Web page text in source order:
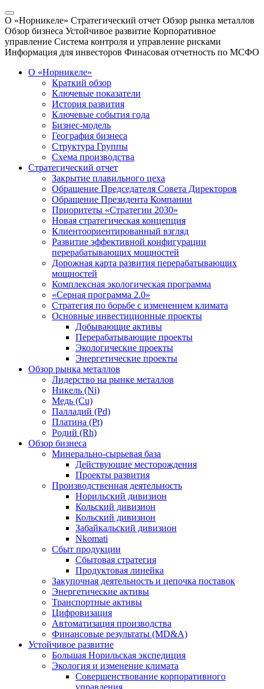
О «Норникеле» Стратегический отчет Обзор рынка металлов
Обзор бизнеса Устойчивое развитие Корпоративное
управление Система контроля и управление рисками
Информация для инвесторов Финасовая отчетность по МСФО
О «Норникеле»
Краткий обзор
Ключевые показатели
История развития
Ключевые события года
Бизнес-модель
География бизнеса
Структура Группы
Схема производства
Стратегический отчет
Закрытие плавильного цеха
Обращение Председателя Совета Директоров
Обращение Президента Компании
Приоритеты «Стратегии 2030»
Новая стратегическая концепция
Клиентоориентированный взгляд
Развитие эффективной конфигурации
перерабатывающих мощностей
Дорожная карта развития перерабатывающих
мощностей
Комплексная экологическая программа
«Серная программа 2.0»
Стратегия по борьбе с изменением климата
Основные инвестиционные проекты
Добывающие активы
Перерабатывающие проекты
Экологические проекты
Энергетические проекты
Обзор рынка металлов
Лидерство на рынке металлов
Никель (Ni)
Медь (Cu)
Палладий (Pd)
Платина (Pt)
Родий (Rh)
Обзор бизнеса
Минерально-сырьевая база
Действующие месторождения
Проекты развития
Производственная деятельность
Норильский дивизион
Кольский дивизион
Кольский дивизион
Забайкальский дивизион
Nkomati
Сбыт продукции
Сбытовая стратегия
Продуктовая линейка
Закупочная деятельность и цепочка поставок
Энергетические активы
Транспортные активы
Цифровизация
Автоматизация производства
Финансовые результаты (MD&A)
Устойчивое развитие
Большая Норильская экспедиция
Экология и изменение климата
Совершенствование корпоративного
управления